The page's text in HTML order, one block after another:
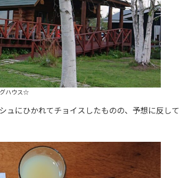
ハウス☆
ュにひかれてチョイスしたものの、予想に反して